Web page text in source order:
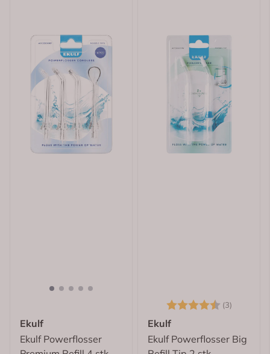
Ekulf
Ekulf Powerflosser
Karakter: (3)
Ekulf
Ekulf Powerflosser Big